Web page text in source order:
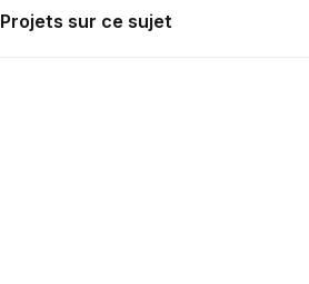
Projets sur ce sujet